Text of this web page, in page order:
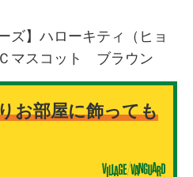
ズ】ハローキティ（ヒョ
マスコット ブラウン
お部屋に飾っても